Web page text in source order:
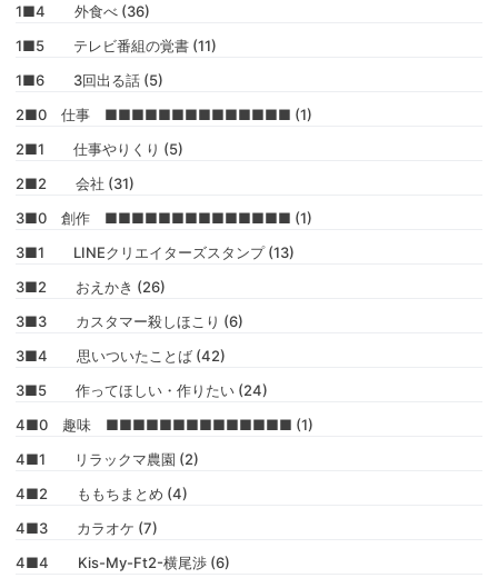
1■4 外食べ (36)
1■5 テレビ番組の覚書 (11)
1■6 3回出る話 (5)
2■0 仕事 ■■■■■■■■■■■■■■ (1)
2■1 仕事やりくり (5)
2■2 会社 (31)
3■0 創作 ■■■■■■■■■■■■■■ (1)
3■1 LINEクリエイターズスタンプ (13)
3■2 おえかき (26)
3■3 カスタマー殺しほこり (6)
3■4 思いついたことば (42)
3■5 作ってほしい・作りたい (24)
4■0 趣味 ■■■■■■■■■■■■■■ (1)
4■1 リラックマ農園 (2)
4■2 ももちまとめ (4)
4■3 カラオケ (7)
4■4 Kis-My-Ft2-横尾渉 (6)